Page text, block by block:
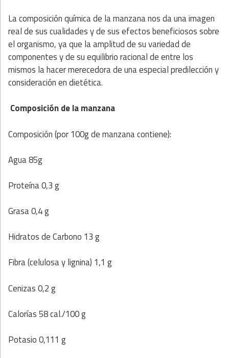
La composición química de la manzana nos da una imagen
real de sus cualidades y de sus efectos beneficiosos sobre
el organismo, ya que la amplitud de su variedad de
componentes y de su equilibrio racional de entre los
mismos la hacer merecedora de una especial predilección y
consideración en dietética.
Composición de la manzana
Composición (por 100g de manzana contiene):
Agua 85g
Proteína 0,3 g
Grasa 0,4 g
Hidratos de Carbono 13 g
Fibra (celulosa y lignina) 1,1 g
Cenizas 0,2 g
Calorías 58 cal./100 g
Potasio 0,111 g